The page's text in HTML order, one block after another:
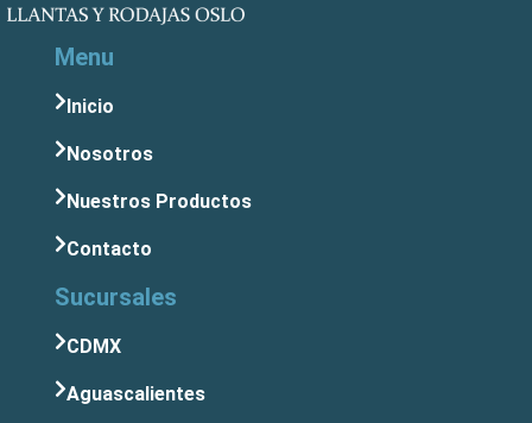
Menu
Inicio
Nosotros
Nuestros Productos
Contacto
Sucursales
CDMX
Aguascalientes